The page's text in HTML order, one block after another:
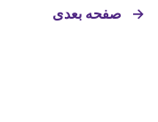
صفحه بعدی →